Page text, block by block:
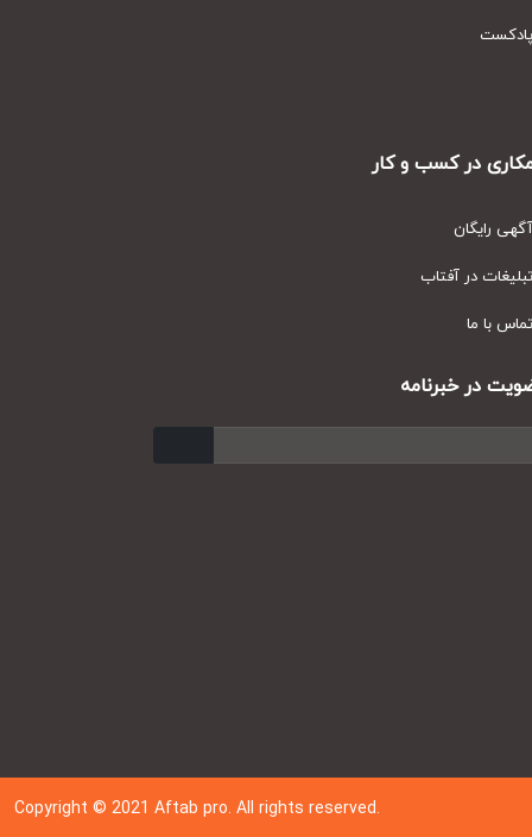
در کسب و کار
رایگان
در آفتاب
با ما
در خبرنامه
Copyright © 202 1Aftab pro. All rights reserved.